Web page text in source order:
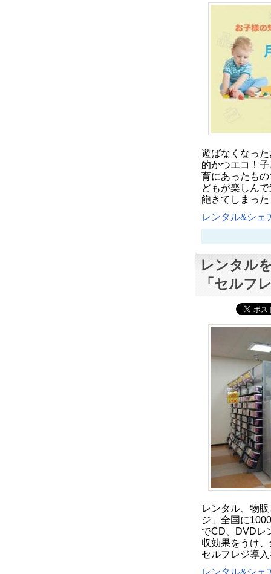
遊ばなくなっ
的かつエコ！
育にあったも
どもが楽しん
飽きてしまっ
レンタル&シェ
レンタル
「セルフ
レンタル、物
ジ」全国に
でCD、DVDレ
収効果をうけ
セルフレジ導
レンタル&シェ